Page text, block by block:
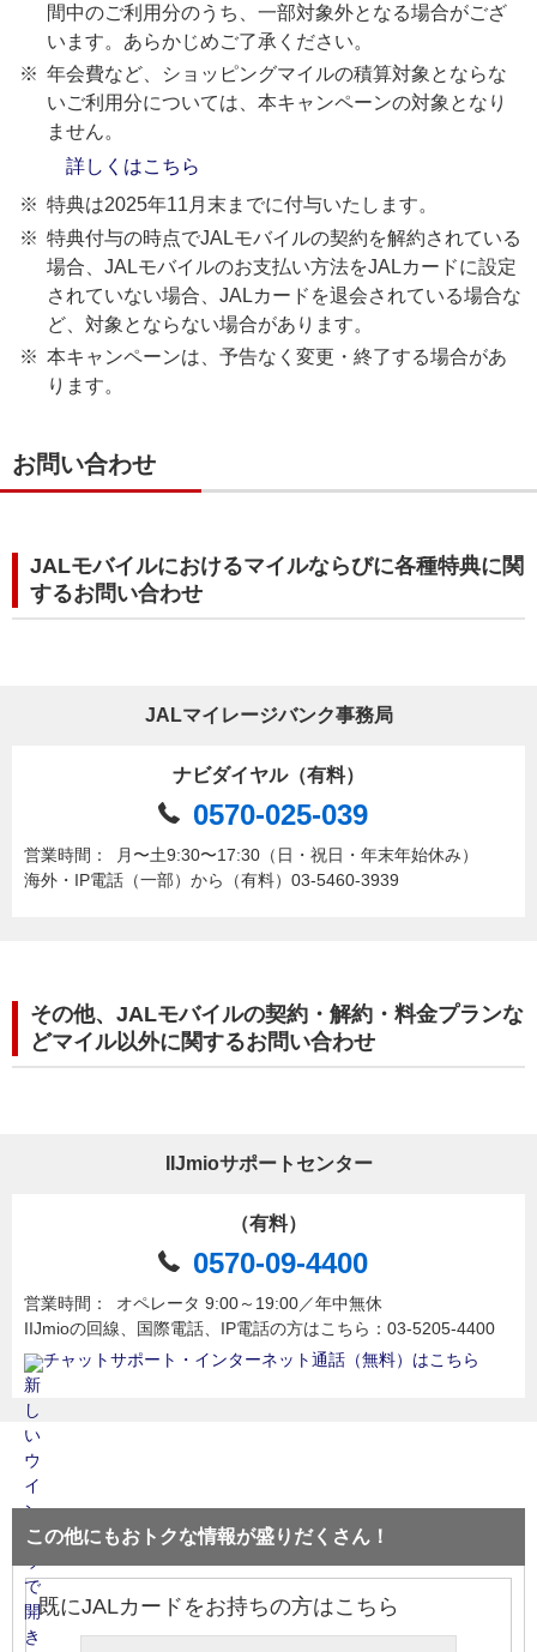
間中のご利用分のうち、一部対象外となる場合がござ
います。あらかじめご了承ください。
年会費など、ショッピングマイルの積算対象とならな
いご利用分については、本キャンペーンの対象となり
ません。
詳しくはこちら
特典は2025年11月末までに付与いたします。
特典付与の時点でJALモバイルの契約を解約されている
場合、JALモバイルのお支払い方法をJALカードに設定
されていない場合、JALカードを退会されている場合な
ど、対象とならない場合があります。
本キャンペーンは、予告なく変更・終了する場合があ
ります。
お問い合わせ
JALモバイルにおけるマイルならびに各種特典に関
するお問い合わせ
JALマイレージバンク事務局
ナビダイヤル（有料）
0570-025-039
営業時間：
月〜土9:30〜17:30（日・祝日・年末年始休み）
海外・IP電話（一部）から（有料）03-5460-3939
その他、JALモバイルの契約・解約・料金プランな
どマイル以外に関するお問い合わせ
IIJmioサポートセンター
（有料）
0570-09-4400
営業時間：
オペレータ 9:00～19:00／年中無休
IIJmioの回線、国際電話、IP電話の方はこちら：03-5205-4400
チャットサポート・インターネット通話（無料）はこちら
この他にもおトクな情報が盛りだくさん！
既にJALカードをお持ちの方はこちら